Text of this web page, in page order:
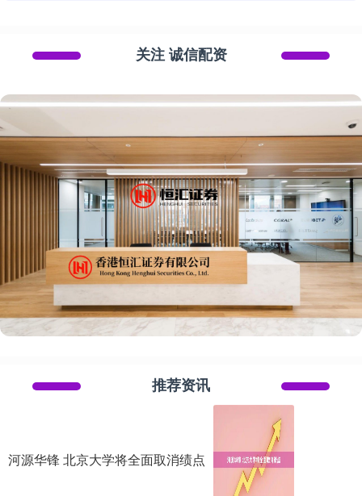
关注 诚信配资
推荐资讯
河源华锋 北京大学将全面取消绩点